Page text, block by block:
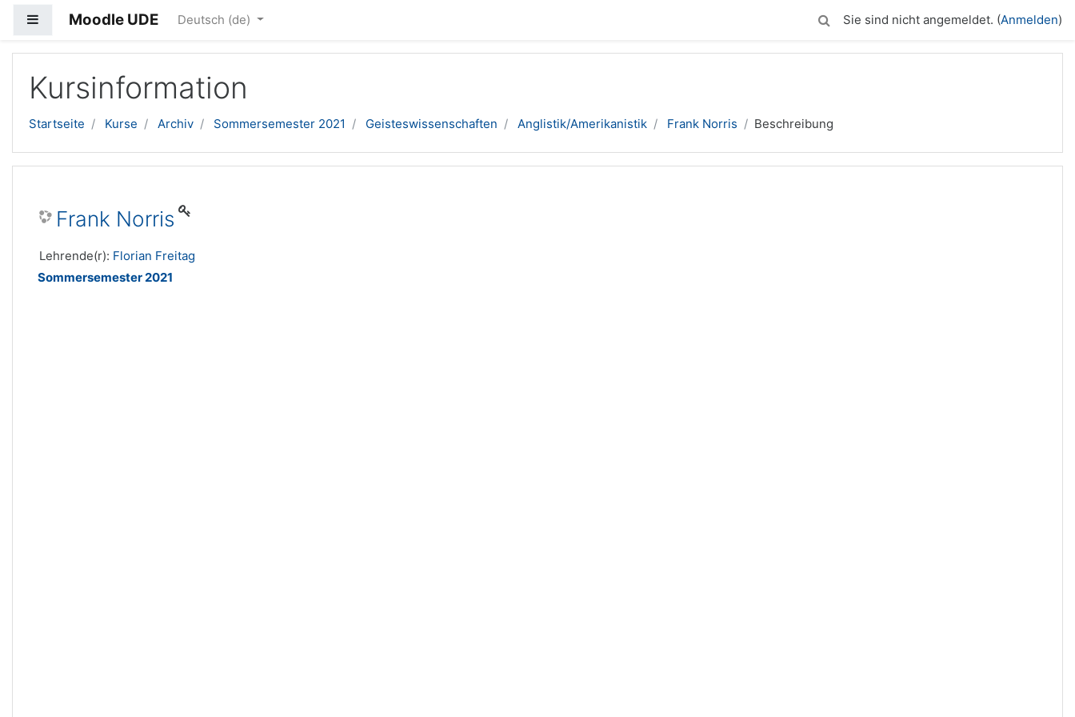
Website-Übersicht
Moodle UDE Deutsch ‎(de)‎ Sie sind nicht angemeldet. (Anmelden)
Kursinformation
Startseite Kurse Archiv Sommersemester 2021 Geisteswissenschaften Anglistik/Amerikanistik Frank Norris Beschreibung
Frank Norris
Lehrende(r): Florian Freitag
Sommersemester 2021